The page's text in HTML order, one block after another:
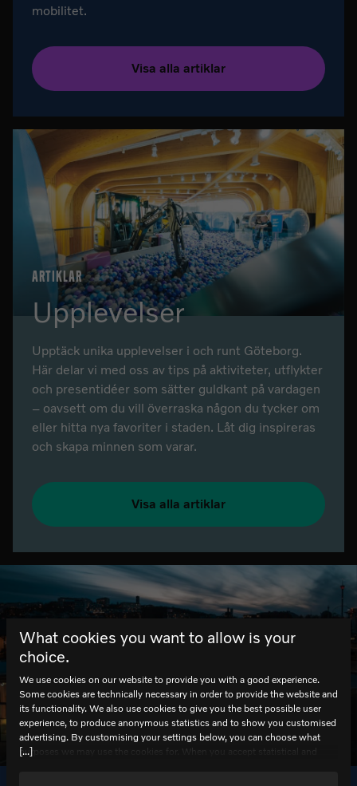
What cookies you want to allow is your
choice.
[...]
We use cookies on our website to provide you with a good experience.
Some cookies are technically necessary in order to provide the website and
its functionality. We also use cookies to give you the best possible user
experience, to produce anonymous statistics and to show you customised
advertising. By customising your settings below, you can choose what
purposes we may use the cookies for. When you accept statistical and
mobilitet.
Visa alla artiklar
Upplevelser
ARTIKLAR
Upptäck unika upplevelser i och runt Göteborg.
Här delar vi med oss av tips på aktiviteter, utflykter
och presentidéer som sätter guldkant på vardagen
– oavsett om du vill överraska någon du tycker om
eller hitta nya favoriter i staden. Låt dig inspireras
och skapa minnen som varar.
Visa alla artiklar
HEJ!